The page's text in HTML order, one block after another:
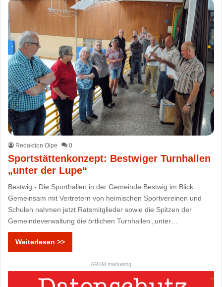
Redaktion Olpe 0
Sportstättenkonzept: Bestwiger Turnhallen
„unter der Lupe“
Bestwig - Die Sporthallen in der Gemeinde Bestwig im Blick:
Gemeinsam mit Vertretern von heimischen Sportvereinen und
Schulen nahmen jetzt Ratsmitglieder sowie die Spitzen der
Gemeindeverwaltung die örtlichen Turnhallen „unter…
Weiterlesen >>
ARKM.marketing